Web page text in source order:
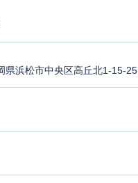
浜松市中央区高丘北1-15-25